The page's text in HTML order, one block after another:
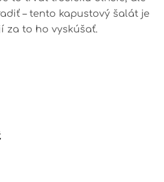
– tento kapustový šalát je
za to ho vyskúšať.